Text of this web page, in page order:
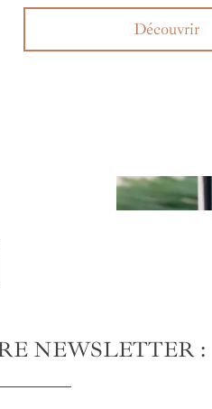
Découvrir
NEWSLETTER :